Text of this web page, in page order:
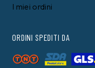
I miei ordini
ORDINI SPEDITI DA